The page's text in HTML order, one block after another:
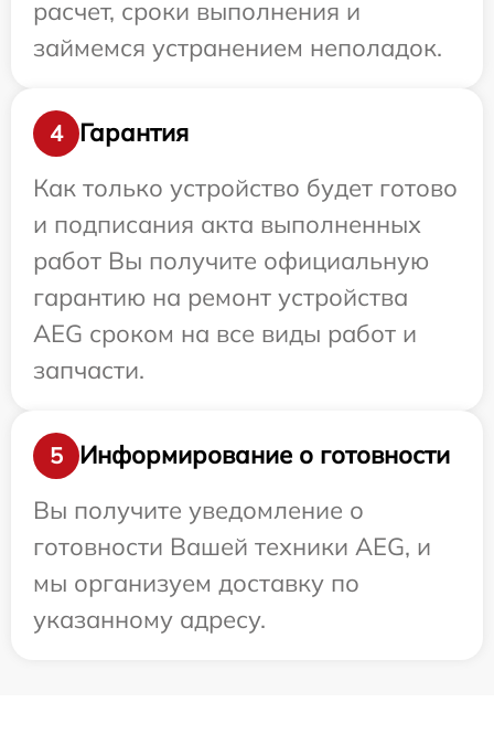
расчет, сроки выполнения и
займемся устранением неполадок.
4
Гарантия
Как только устройство будет готово
и подписания акта выполненных
работ Вы получите официальную
гарантию на ремонт устройства
AEG сроком на все виды работ и
запчасти.
5
Информирование о готовности
Вы получите уведомление о
готовности Вашей техники AEG, и
мы организуем доставку по
указанному адресу.